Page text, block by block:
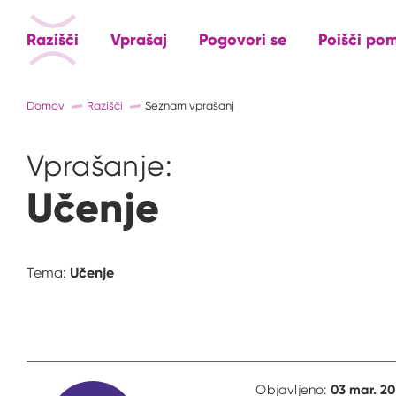
Razišči Vprašaj Pogovori se Poišči
Domov Razišči Seznam vprašanj
Vprašanje:
Učenje
Tema: Učenje
Objavljeno: 03 mar.